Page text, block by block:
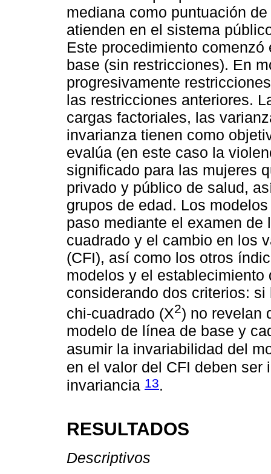
mediana como puntuación
atienden en el sistema
Este procedimiento
base (sin restricciones). En
progresivamente
las restricciones anteriores.
cargas factoriales, las
invarianza tienen como
evalúa (en este caso la
significado para las mujeres
privado y público de salud,
grupos de edad. Los
paso mediante el examen de
cuadrado y el cambio en los
(CFI), así como los otros
modelos y el
considerando dos criterios:
chi-cuadrado (X2) no revelan
modelo de línea de base y
asumir la invariabilidad del
en el valor del CFI deben ser
invariancia 13.
RESULTADOS
Descriptivos